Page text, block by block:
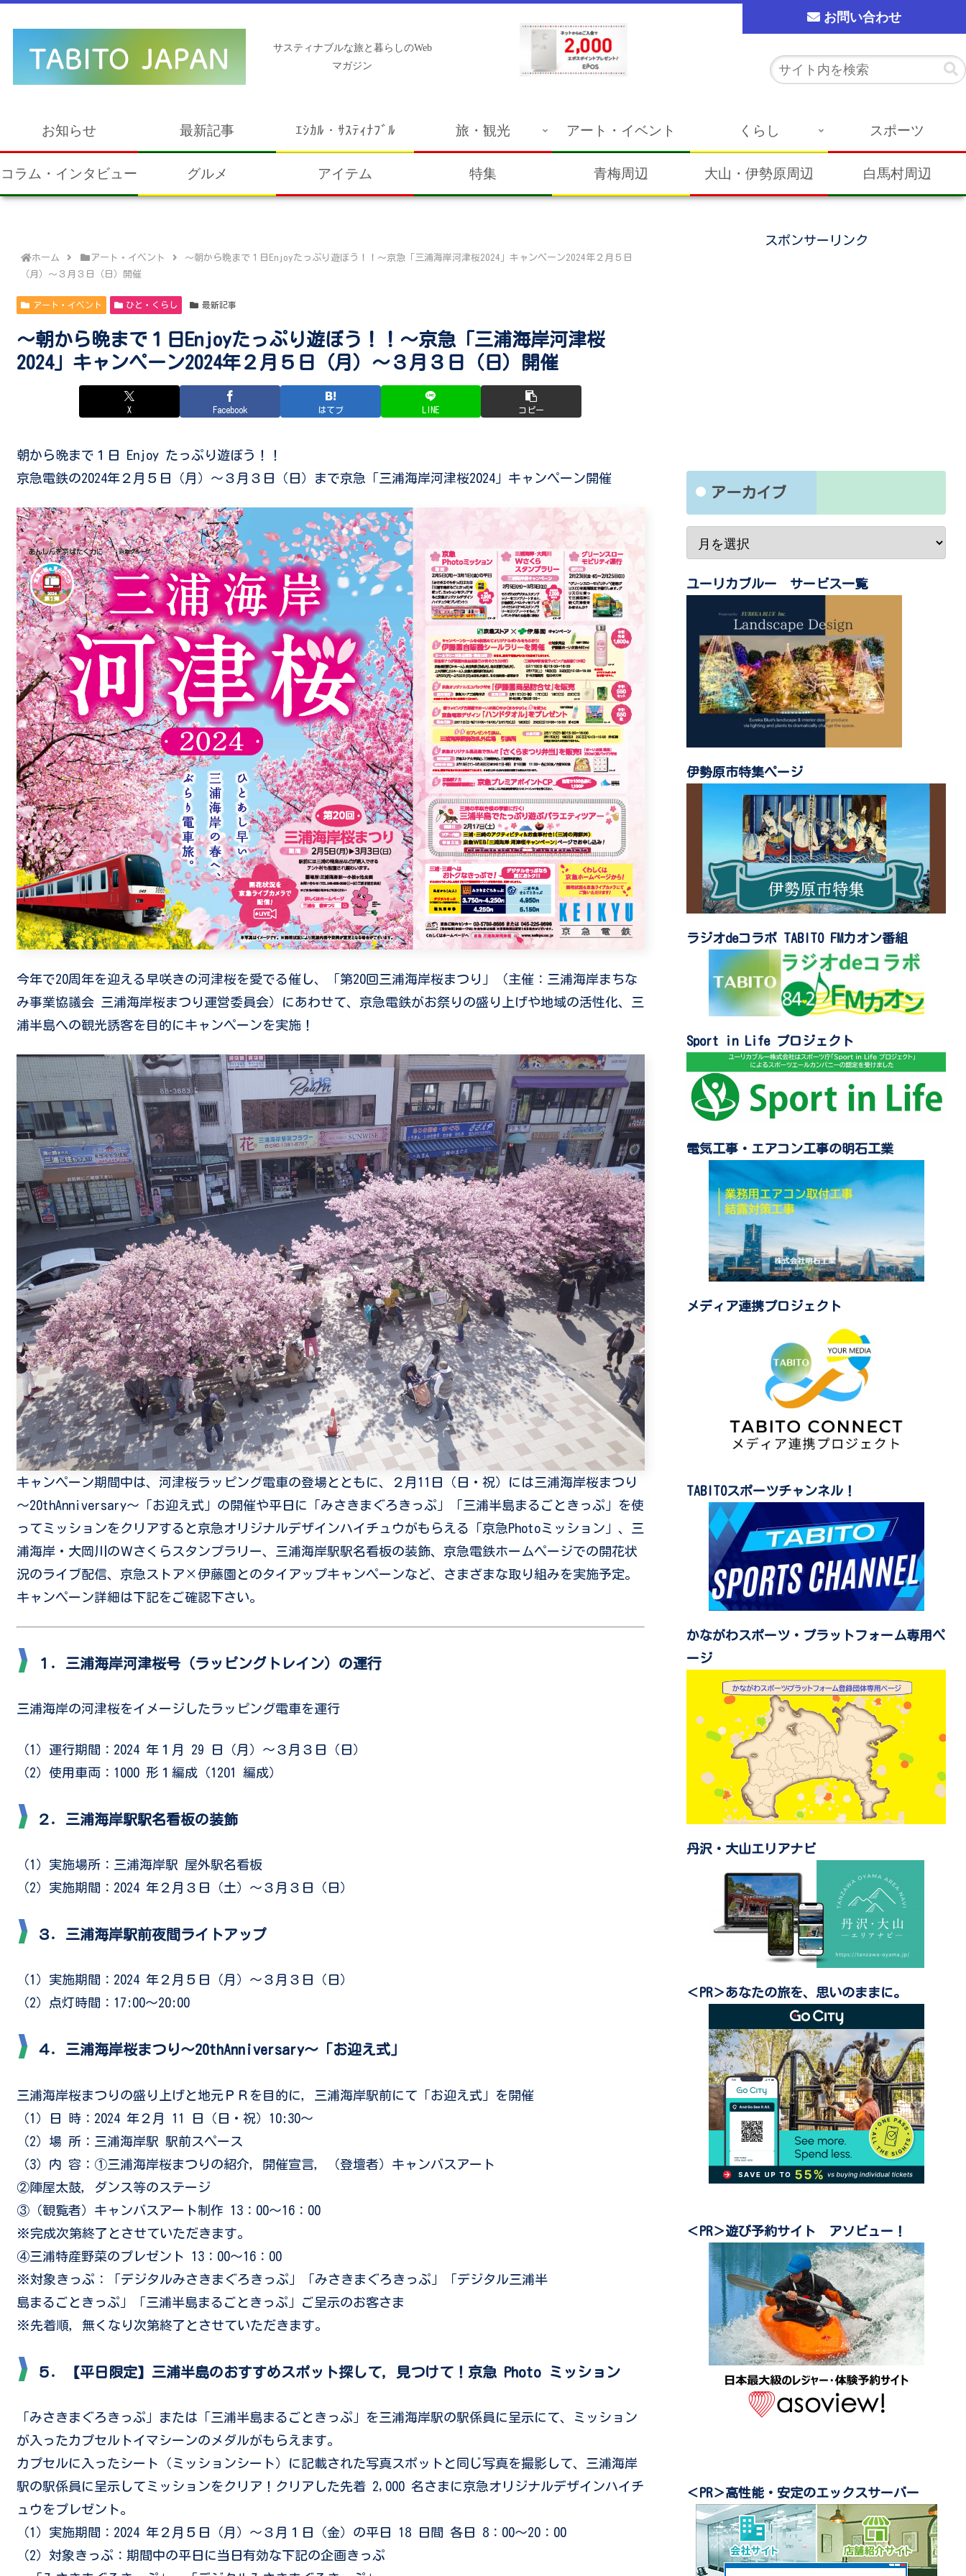
サスティナブルな旅と暮らしのWeb
マガジン
お問い合わせ
お知らせ 最新記事 ｴｼｶﾙ・ｻｽﾃｨﾅﾌﾞﾙ 旅・観光 アート・イベント くらし スポーツ
コラム・インタビュー グルメ アイテム 特集 青梅周辺 大山・伊勢原周辺 白馬村周辺
ホーム アート・イベント
～朝から晩まで１日Enjoyたっぷり遊ぼう！！～京急「三浦海岸河津桜2024」キャンペーン2024年２月５日
（月）～３月３日（日）開催
アート・イベント ひと・くらし 最新記事
～朝から晩まで１日Enjoyたっぷり遊ぼう！！～京急「三浦海岸河津桜
2024」キャンペーン2024年２月５日（月）～３月３日（日）開催
X Facebook はてブ LINE コピー
朝から晩まで１日 Enjoy たっぷり遊ぼう！！
京急電鉄の2024年２月５日（月）～３月３日（日）まで京急「三浦海岸河津桜2024」キャンペーン開催
今年で20周年を迎える早咲きの河津桜を愛でる催し、「第20回三浦海岸桜まつり」（主催：三浦海岸まちな
み事業協議会 三浦海岸桜まつり運営委員会）にあわせて、京急電鉄がお祭りの盛り上げや地域の活性化、三
浦半島への観光誘客を目的にキャンペーンを実施！
キャンペーン期間中は、河津桜ラッピング電車の登場とともに、２月11日（日・祝）には三浦海岸桜まつり
～20thAnniversary～「お迎え式」の開催や平日に「みさきまぐろきっぷ」「三浦半島まるごときっぷ」を使
ってミッションをクリアすると京急オリジナルデザインハイチュウがもらえる「京急Photoミッション」、三
浦海岸・大岡川のＷさくらスタンプラリー、三浦海岸駅駅名看板の装飾、京急電鉄ホームページでの開花状
況のライブ配信、京急ストア×伊藤園とのタイアップキャンペーンなど、さまざまな取り組みを実施予定。
キャンペーン詳細は下記をご確認下さい。
１．三浦海岸河津桜号（ラッピングトレイン）の運行
三浦海岸の河津桜をイメージしたラッピング電車を運行
（1）運行期間：2024 年１月 29 日（月）～３月３日（日）
（2）使用車両：1000 形１編成（1201 編成）
２．三浦海岸駅駅名看板の装飾
（1）実施場所：三浦海岸駅 屋外駅名看板
（2）実施期間：2024 年２月３日（土）～３月３日（日）
３．三浦海岸駅前夜間ライトアップ
（1）実施期間：2024 年２月５日（月）～３月３日（日）
（2）点灯時間：17:00～20:00
４．三浦海岸桜まつり～20thAnniversary～「お迎え式」
三浦海岸桜まつりの盛り上げと地元ＰＲを目的に，三浦海岸駅前にて「お迎え式」を開催
（1）日 時：2024 年２月 11 日（日・祝）10:30～
（2）場 所：三浦海岸駅 駅前スペース
（3）内 容：①三浦海岸桜まつりの紹介，開催宣言，（登壇者）キャンバスアート
②陣屋太鼓，ダンス等のステージ
③（観覧者）キャンバスアート制作 13：00～16：00
※完成次第終了とさせていただきます。
④三浦特産野菜のプレゼント 13：00～16：00
※対象きっぷ：「デジタルみさきまぐろきっぷ」「みさきまぐろきっぷ」「デジタル三浦半
島まるごときっぷ」「三浦半島まるごときっぷ」ご呈示のお客さま
※先着順，無くなり次第終了とさせていただきます。
５．【平日限定】三浦半島のおすすめスポット探して，見つけて！京急 Photo ミッション
「みさきまぐろきっぷ」または「三浦半島まるごときっぷ」を三浦海岸駅の駅係員に呈示にて、ミッション
が入ったカプセルトイマシーンのメダルがもらえます。
カプセルに入ったシート（ミッションシート）に記載された写真スポットと同じ写真を撮影して、三浦海岸
駅の駅係員に呈示してミッションをクリア！クリアした先着 2,000 名さまに京急オリジナルデザインハイチ
ュウをプレゼント。
（1）実施期間：2024 年２月５日（月）～３月１日（金）の平日 18 日間 各日 8：00～20：00
（2）対象きっぷ：期間中の平日に当日有効な下記の企画きっぷ
スポンサーリンク
アーカイブ
ユーリカブルー サービス一覧
伊勢原市特集ページ
ラジオdeコラボ TABITO FMカオン番組
Sport in Life プロジェクト
電気工事・エアコン工事の明石工業
メディア連携プロジェクト
TABITOスポーツチャンネル！
かながわスポーツ・プラットフォーム専用ペ
ージ
丹沢・大山エリアナビ
＜PR＞あなたの旅を、思いのままに。
＜PR＞遊び予約サイト アソビュー！
＜PR＞高性能・安定のエックスサーバー